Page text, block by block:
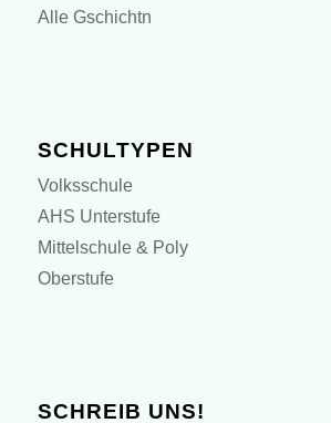
Alle Gschichtn
SCHULTYPEN
Volksschule
AHS Unterstufe
Mittelschule & Poly
Oberstufe
SCHREIB UNS!